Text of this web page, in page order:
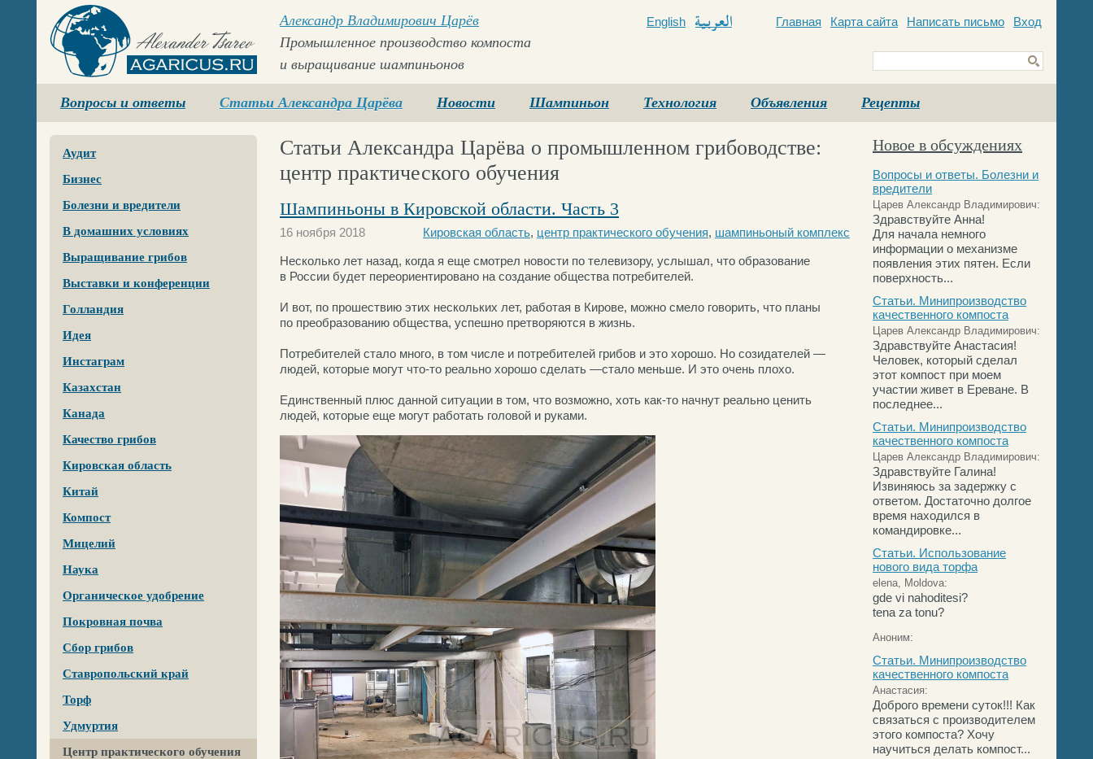
Agaricus.ru
Александр Владимирович Царёв
Промышленное производство компоста
и выращивание шампиньонов
English
Главная Карта сайта Написать письмо Вход
Вопросы и ответы Статьи Александра Царёва Новости Шампиньон Технология Объявления Рецепты
Аудит
Бизнес
Болезни и вредители
В домашних условиях
Выращивание грибов
Выставки и конференции
Голландия
Идея
Инстаграм
Казахстан
Канада
Качество грибов
Кировская область
Китай
Компост
Мицелий
Наука
Органическое удобрение
Покровная почва
Сбор грибов
Ставропольский край
Торф
Удмуртия
Центр практического обучения
Статьи Александра Царёва о промышленном грибоводстве:
центр практического обучения
Шампиньоны в Кировской области. Часть 3
16 ноября 2018 Кировская область, центр практического обучения, шампиньоный комплекс
Несколько лет назад, когда я еще смотрел новости по телевизору, услышал, что образование
в России будет переориентировано на создание общества потребителей.
И вот, по прошествию этих нескольких лет, работая в Кирове, можно смело говорить, что планы
по преобразованию общества, успешно претворяются в жизнь.
Потребителей стало много, в том числе и потребителей грибов и это хорошо. Но созидателей —
людей, которые могут что-то реально хорошо сделать —стало меньше. И это очень плохо.
Единственный плюс данной ситуации в том, что возможно, хоть как-то начнут реально ценить
людей, которые еще могут работать головой и руками.
Новое в обсуждениях
Вопросы и ответы. Болезни и
вредители
Царев Александр Владимирович:
Здравствуйте Анна!
Для начала немного
информации о механизме
появления этих пятен. Если
поверхность...
Статьи. Минипроизводство
качественного компоста
Царев Александр Владимирович:
Здравствуйте Анастасия!
Человек, который сделал
этот компост при моем
участии живет в Ереване. В
последнее...
Статьи. Минипроизводство
качественного компоста
Царев Александр Владимирович:
Здравствуйте Галина!
Извиняюсь за задержку с
ответом. Достаточно долгое
время находился в
командировке...
Статьи. Использование
нового вида торфа
elena, Moldova:
gde vi nahoditesi?
tena za tonu?
Аноним:
Статьи. Минипроизводство
качественного компоста
Анастасия:
Доброго времени суток!!! Как
связаться с производителем
этого компоста? Хочу
научиться делать компост...